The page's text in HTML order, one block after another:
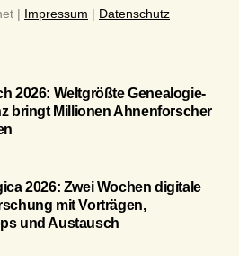
| Impressum | Datenschutz
2026: Weltgrößte Genealogie-
bringt Millionen Ahnenforscher
2026: Zwei Wochen digitale
mit Vorträgen,
und Austausch